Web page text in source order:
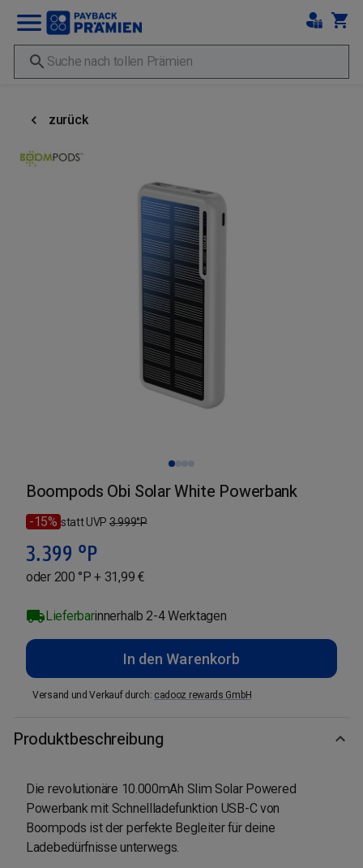
zurück
Boompods Obi Solar White Powerbank
-15% statt UVP 3.999°P
3.399 °P
oder 200 °P + 31,99 €
Lieferbarinnerhalb 2-4 Werktagen
In den Warenkorb
Versand und Verkauf durch: cadooz rewards GmbH
Produktbeschreibung
Die revolutionäre 10.000mAh Slim Solar Powered
Powerbank mit Schnellladefunktion USB-C von
Boompods ist der perfekte Begleiter für deine
Ladebedürfnisse unterwegs.